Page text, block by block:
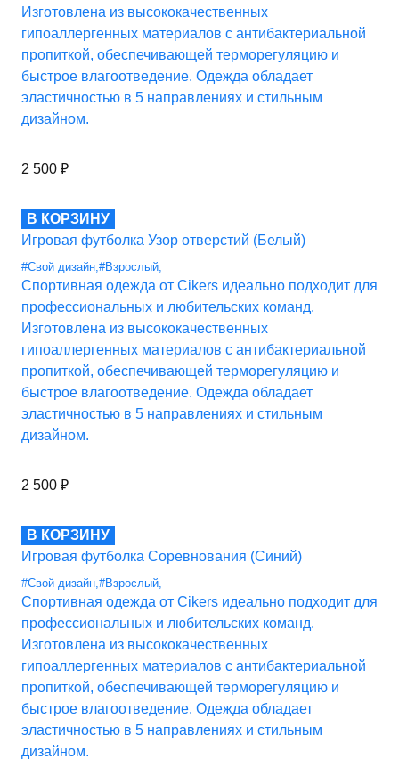
Изготовлена из высококачественных
гипоаллергенных материалов с антибактериальной
пропиткой, обеспечивающей терморегуляцию и
быстрое влагоотведение. Одежда обладает
эластичностью в 5 направлениях и стильным
дизайном.
2 500 ₽
В КОРЗИНУ
Игровая футболка Узор отверстий (Белый)
#Свой дизайн,#Взрослый,
Спортивная одежда от Cikers идеально подходит для
профессиональных и любительских команд.
Изготовлена из высококачественных
гипоаллергенных материалов с антибактериальной
пропиткой, обеспечивающей терморегуляцию и
быстрое влагоотведение. Одежда обладает
эластичностью в 5 направлениях и стильным
дизайном.
2 500 ₽
В КОРЗИНУ
Игровая футболка Соревнования (Синий)
#Свой дизайн,#Взрослый,
Спортивная одежда от Cikers идеально подходит для
профессиональных и любительских команд.
Изготовлена из высококачественных
гипоаллергенных материалов с антибактериальной
пропиткой, обеспечивающей терморегуляцию и
быстрое влагоотведение. Одежда обладает
эластичностью в 5 направлениях и стильным
дизайном.